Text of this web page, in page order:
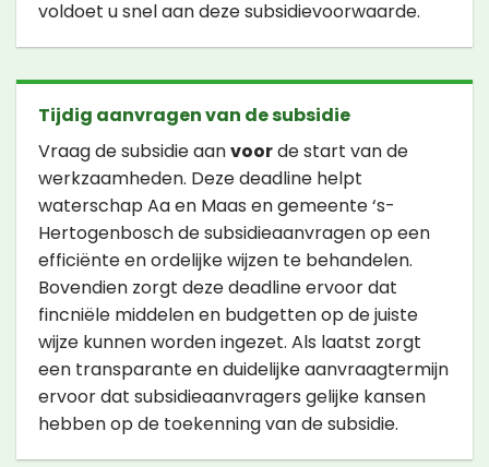
voldoet u snel aan deze subsidievoorwaarde.
Tijdig aanvragen van de subsidie
Vraag de subsidie aanvoorde start van de
werkzaamheden. Deze deadline helpt
waterschap Aa en Maas en gemeente ‘s-
Hertogenbosch de subsidieaanvragen op een
efficiënte en ordelijke wijzen te behandelen.
Bovendien zorgt deze deadline ervoor dat
fincniële middelen en budgetten op de juiste
wijze kunnen worden ingezet. Als laatst zorgt
een transparante en duidelijke aanvraagtermijn
ervoor dat subsidieaanvragers gelijke kansen
hebben op de toekenning van de subsidie.